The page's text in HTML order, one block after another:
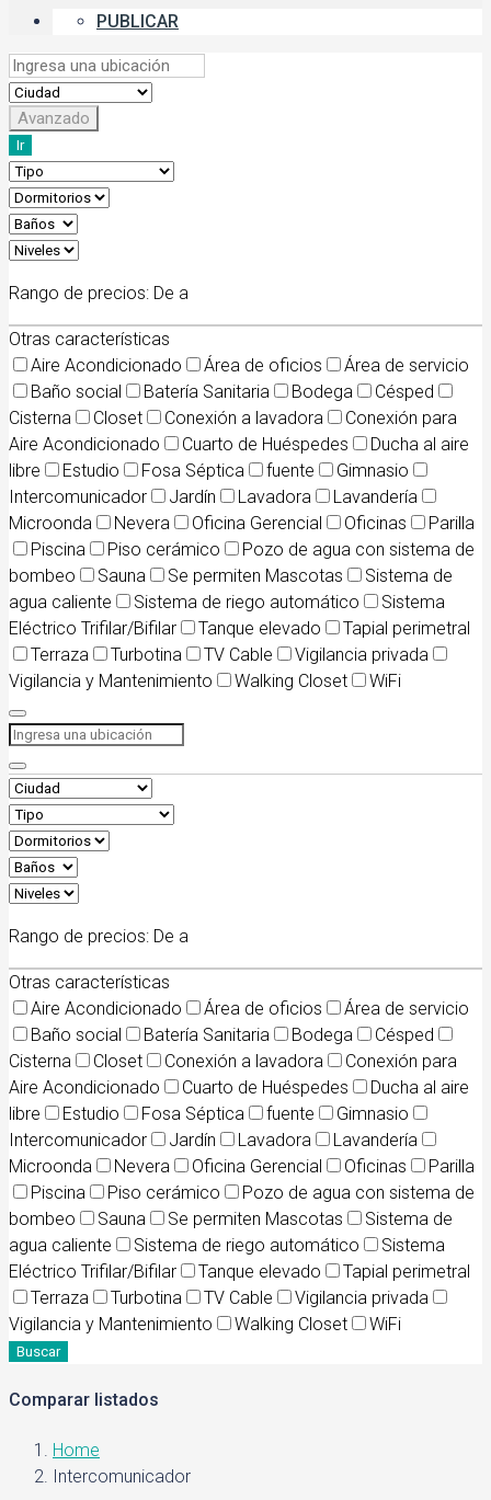
PUBLICAR
Avanzado
Ir
Rango de precios: De a
Otras características
Aire Acondicionado
Área de oficios
Área de servicio
Baño social
Batería Sanitaria Bodega
Césped
Cisterna
Closet Conexión a lavadora
Conexión para
Aire Acondicionado
Cuarto de Huéspedes
Ducha al aire
libre
Estudio Fosa Séptica fuente
Gimnasio
Intercomunicador
Jardín Lavadora
Lavandería
Microonda
Nevera Oficina Gerencial Oficinas
Parilla
Piscina
Piso cerámico
Pozo de agua con sistema de
bombeo
Sauna Se permiten Mascotas
Sistema de
agua caliente
Sistema de riego automático
Sistema
Eléctrico Trifilar/Bifilar
Tanque elevado
Tapial perimetral
Terraza
Turbotina TV Cable
Vigilancia privada
Vigilancia y Mantenimiento
Walking Closet WiFi
Rango de precios: De a
Otras características
Aire Acondicionado
Área de oficios
Área de servicio
Baño social
Batería Sanitaria Bodega
Césped
Cisterna
Closet Conexión a lavadora
Conexión para
Aire Acondicionado
Cuarto de Huéspedes
Ducha al aire
libre
Estudio Fosa Séptica fuente
Gimnasio
Intercomunicador
Jardín Lavadora
Lavandería
Microonda
Nevera Oficina Gerencial Oficinas
Parilla
Piscina
Piso cerámico
Pozo de agua con sistema de
bombeo
Sauna Se permiten Mascotas
Sistema de
agua caliente
Sistema de riego automático
Sistema
Eléctrico Trifilar/Bifilar
Tanque elevado
Tapial perimetral
Terraza
Turbotina TV Cable
Vigilancia privada
Vigilancia y Mantenimiento
Walking Closet WiFi
Buscar
Comparar listados
Home
Intercomunicador